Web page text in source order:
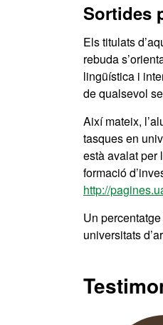
Sortides
Els titulats
rebuda
lingüística i
de qualsevol
Així mateix,
tasques en
està avalat per
formació
http://
Un
universitats